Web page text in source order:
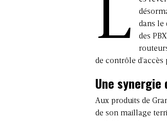
L
dans le
des
de contrôle
Une
Aux produits de
de son maillage